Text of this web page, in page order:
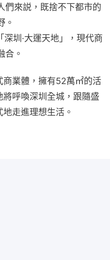
們來説，既捨不下都市的
。
圳·大運天地」，現代商
合。
業體，擁有52萬㎡的活
呼喚深圳全城，跟隨盛
走進理想生活。